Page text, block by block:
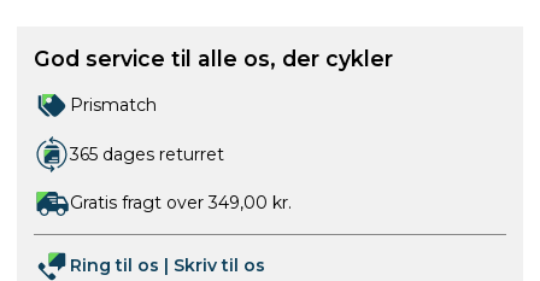
God service til alle os, der cykler
Prismatch
365 dages returret
Gratis fragt over 349,00 kr.
Ring til os | Skriv til os